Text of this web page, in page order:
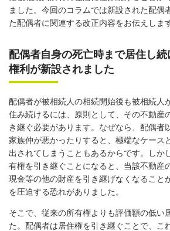
ました。今回のコラムでは新設された配偶
た配偶者に関連する改正内容をお伝えします
配偶者自身の死亡時まで居住し
権利が新設されました
配偶者が被相続人の相続開始後も被相続人
住み続けるには、原則として、その不動産
き継ぐ必要があります。なぜなら、配偶者
家族仲が悪かったりすると、極端なケース
出されてしまうこともあるからです。しか
有権を引き継ぐことになると、当該不動産
現金等の他の財産を引き継げなくなること
を圧迫する恐れがありました。
そこで、従来の所有権よりも評価額の低い
た。配偶者は居住権を引き継ぐことで、こ